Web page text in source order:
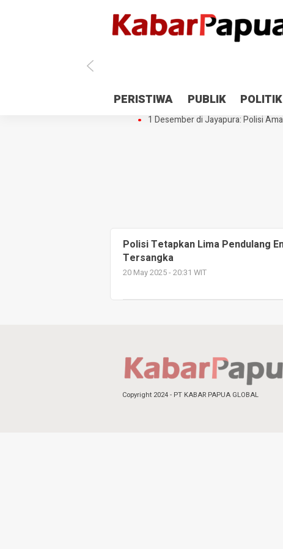
PERISTIWA PUBLIK POLITIK
Antisipasi 1 Desember, TNI Polri
Gedung Perpustakaan SMPN 5
1 Desember di Jayapura: Polisi
Polisi Tetapkan Lima Pendulang
Tersangka
20 May 2025 - 20:31 WIT
Copyright 2024 - PT KABAR PAPUA GLOBAL